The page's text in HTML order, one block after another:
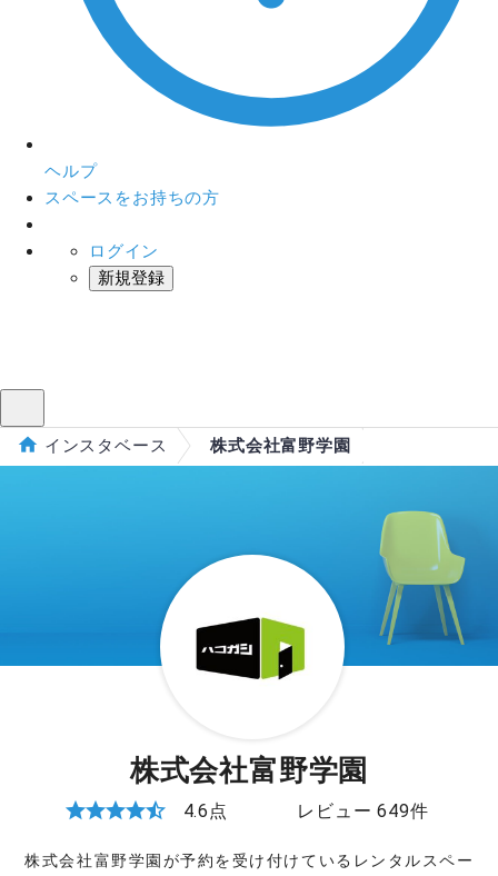
ヘルプ
スペースをお持ちの方
ログイン
新規登録
インスタベース 株式会社富野学園
株式会社富野学園
4.6点 レビュー 649件
株式会社富野学園が予約を受け付けているレンタルスペー